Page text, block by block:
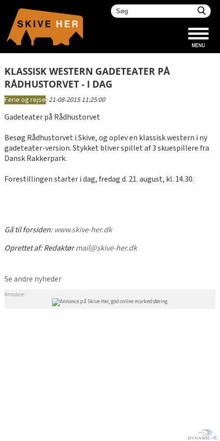
KLASSISK WESTERN GADETEATER PÅ
RÅDHUSTORVET - I DAG
Ferie og rejse:21-08-2015 11:25:00
Gadeteater på Rådhustorvet
Besøg Rådhustorvet i Skive, og oplev en klassisk western i ny
gadeteater-version. Stykket bliver spillet af 3 skuespillere fra
Dansk Rakkerpark.
Forestillingen starter i dag, fredag d. 21. august, kl. 14.30.
Gå til forsiden:www.skive-her.dk
Oprettet af:Redaktørmail@skive-her.dk
Se andre nyheder
Annonce: